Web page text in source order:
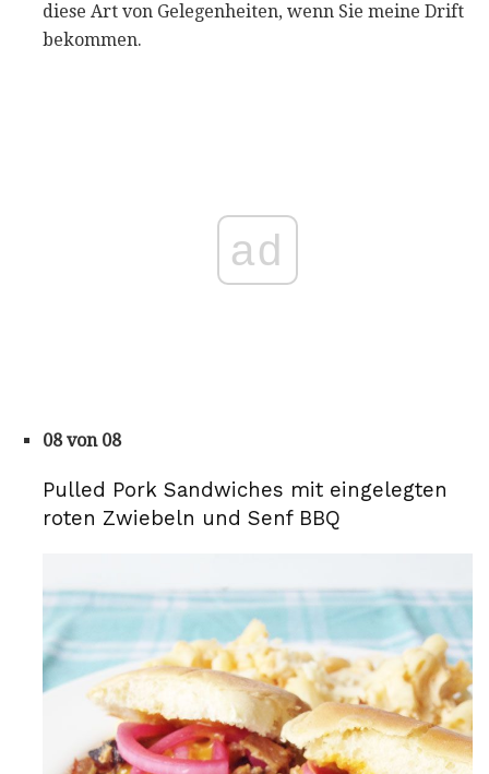
diese Art von Gelegenheiten, wenn Sie meine Drift
bekommen.
ad
08 von 08
Pulled Pork Sandwiches mit eingelegten
roten Zwiebeln und Senf BBQ